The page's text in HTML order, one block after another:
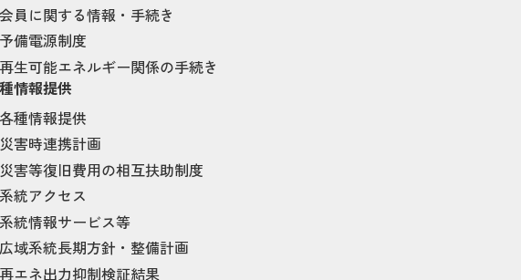
会員に関する情報・手続き
予備電源制度
再生可能エネルギー関係の手続き
情報提供
各種情報提供
災害時連携計画
災害等復旧費用の相互扶助制度
系統アクセス
系統情報サービス等
広域系統長期方針・整備計画
再エネ出力抑制検証結果